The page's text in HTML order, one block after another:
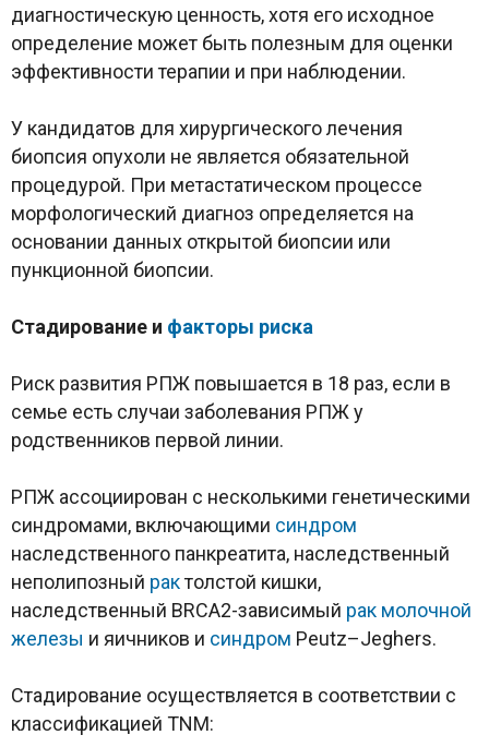
диагностическую ценность, хотя его исходное
определение может быть полезным для оценки
эффективности терапии и при наблюдении.
У кандидатов для хирургического лечения
биопсия опухоли не является обязательной
процедурой. При метастатическом процессе
морфологический диагноз определяется на
основании данных открытой биопсии или
пункционной биопсии.
Стадирование и факторы риска
Риск развития РПЖ повышается в 18 раз, если в
семье есть случаи заболевания РПЖ у
родственников первой линии.
РПЖ ассоциирован с несколькими генетическими
синдромами, включающими синдром
наследственного панкреатита, наследственный
неполипозный рактолстой кишки,
наследственный BRCA2-зависимый рак молочной
железы и яичников и синдром Peutz–Jeghers.
Стадирование осуществляется в соответствии с
классификацией ТNM: